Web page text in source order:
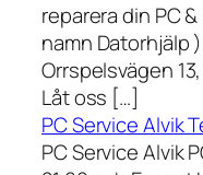
reparera din PC
namn Datorhjälp
Orrspelsvägen
Låt oss […]
PC Service Alvik
PC Service Alvik